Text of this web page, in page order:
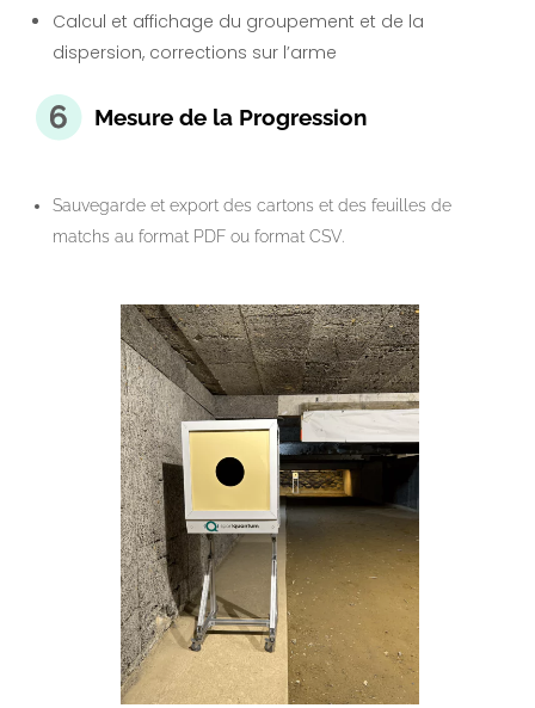
Calcul et affichage du groupement et de la
dispersion, corrections sur l’arme
Mesure de la Progression
Sauvegarde et export des cartons et des feuilles de
matchs au format PDF ou format CSV.